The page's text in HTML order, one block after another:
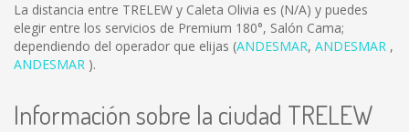
La distancia entre TRELEW y Caleta Olivia es (N/A) y puedes
elegir entre los servicios de Premium 180°, Salón Cama;
dependiendo del operador que elijas (ANDESMAR, ANDESMAR ,
ANDESMAR ).
Información sobre la ciudad TRELEW